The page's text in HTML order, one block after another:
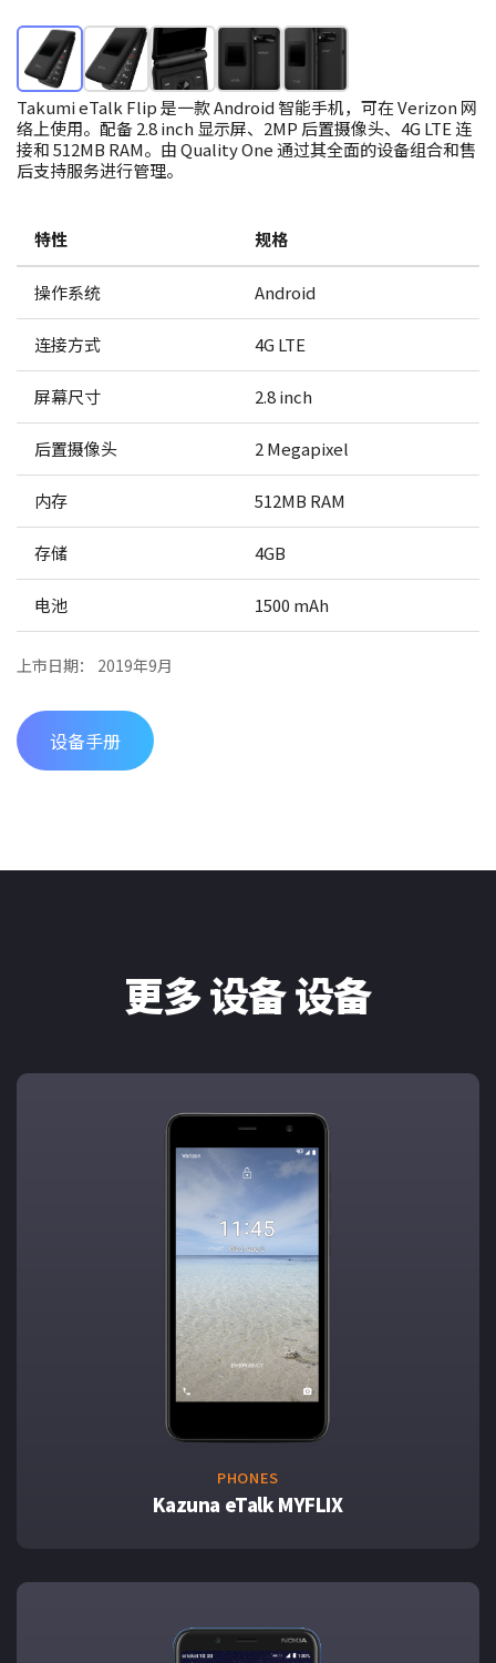
Takumi eTalk Flip 是一款 Android 智能手机，可在 Verizon 网
络上使用。配备 2.8 inch 显示屏、2MP 后置摄像头、4G LTE 连
接和 512MB RAM。由 Quality One 通过其全面的设备组合和售
后支持服务进行管理。
特性 规格
操作系统 Android
连接方式 4G LTE
屏幕尺寸 2.8 inch
后置摄像头 2 Megapixel
内存 512MB RAM
存储 4GB
电池 1500 mAh
上市日期： 2019年9月
设备手册
更多 设备 设备
PHONES
Kazuna eTalk MYFLIX